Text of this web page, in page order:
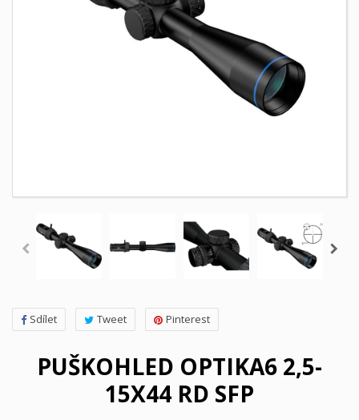
Sdílet Tweet Pinterest
PUŠKOHLED OPTIKA6 2,5-
15X44 RD SFP